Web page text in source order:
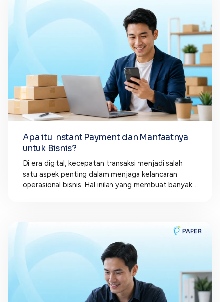
Apa itu Instant Payment dan Manfaatnya
untuk Bisnis?
Di era digital, kecepatan transaksi menjadi salah
satu aspek penting dalam menjaga kelancaran
operasional bisnis. Hal inilah yang membuat banyak...